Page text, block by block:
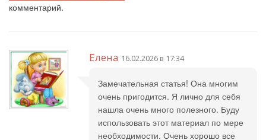
комментарий.
Елена 16.02.2026 в 17:34
Замечательная статья! Она многим
очень пригодится. Я лично для себя
нашла очень много полезного. Буду
использовать этот материал по мере
необходимости. Очень хорошо все